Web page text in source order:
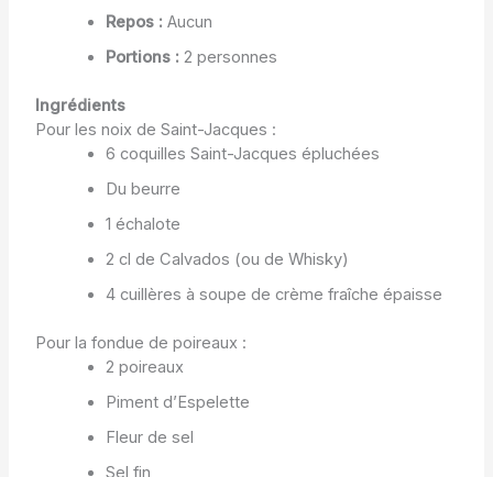
Repos : Aucun
Portions : 2 personnes
Ingrédients
Pour les noix de Saint-Jacques :
6 coquilles Saint-Jacques épluchées
Du beurre
1 échalote
2 cl de Calvados (ou de Whisky)
4 cuillères à soupe de crème fraîche épaisse
Pour la fondue de poireaux :
2 poireaux
Piment d’Espelette
Fleur de sel
Sel fin